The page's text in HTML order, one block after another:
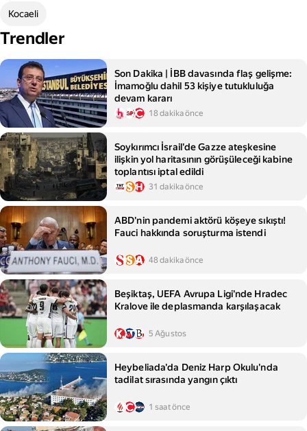
Kocaeli
Trendler
Son Dakika | İBB davasında flaş gelişme:
İmamoğlu dahil 53 kişiye tutukluluğa
devam kararı
18 dakika önce
Soykırımcı İsrail'de Gazze ateşkesine
ilişkin yol haritasının görüşüleceği kabine
toplantısı iptal edildi
31 dakika önce
ABD'nin pandemi aktörü köşeye sıkıştı!
Fauci hakkında soruşturma istendi
48 dakika önce
Beşiktaş, UEFA Avrupa Ligi'nde Hradec
Kralove ile deplasmanda karşılaşacak
5 Ağustos
Heybeliada'da Deniz Harp Okulu'nda
tadilat sırasında yangın çıktı
1 saat önce